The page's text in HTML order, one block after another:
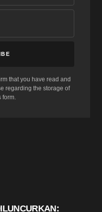
that you have read and
regarding the storage of
form.